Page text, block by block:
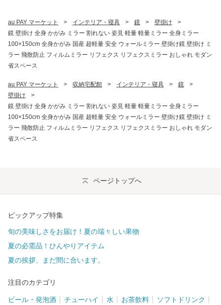
au PAY マーケット > インテリア・寝具 > 鏡 > 壁掛け
>
鏡 壁掛け 全身 かがみ ミラー 割れない 姿見 軽量 軽量ミラー 全身ミラー
100×150cm 全身かがみ 国産 超軽量 安全 ウォールミラー 壁掛け鏡 壁掛け ミ
ラー 飛散防止 フィルムミラー リフェクス リフェクスミラー おしゃれ モダン
省スペース
au PAY マーケット > 収納宅配館 > インテリア・寝具 > 鏡
>
壁掛け
>
鏡 壁掛け 全身 かがみ ミラー 割れない 姿見 軽量 軽量ミラー 全身ミラー
100×150cm 全身かがみ 国産 超軽量 安全 ウォールミラー 壁掛け鏡 壁掛け ミ
ラー 飛散防止 フィルムミラー リフェクス リフェクスミラー おしゃれ モダン
省スペース
ページトップへ
ピックアップ特集
旬の美味しさをお届け！夏の瑞々しい果物
夏の必需品！ひんやりアイテム
夏の挨拶、まだ間に合います。
注目のカテゴリ
ビール・発泡酒 チューハイ 水 お茶飲料 ソフトドリンク